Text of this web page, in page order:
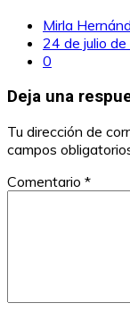
Mirla
24 de julio
0
Deja una
Tu dirección de
campos
Comentario *